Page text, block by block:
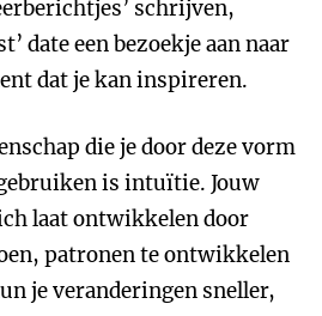
schrijven,
date een bezoekje aan naar
dat je kan inspireren.
die je door deze vorm
is intuïtie. Jouw
laat ontwikkelen door
patronen te ontwikkelen
je veranderingen sneller,